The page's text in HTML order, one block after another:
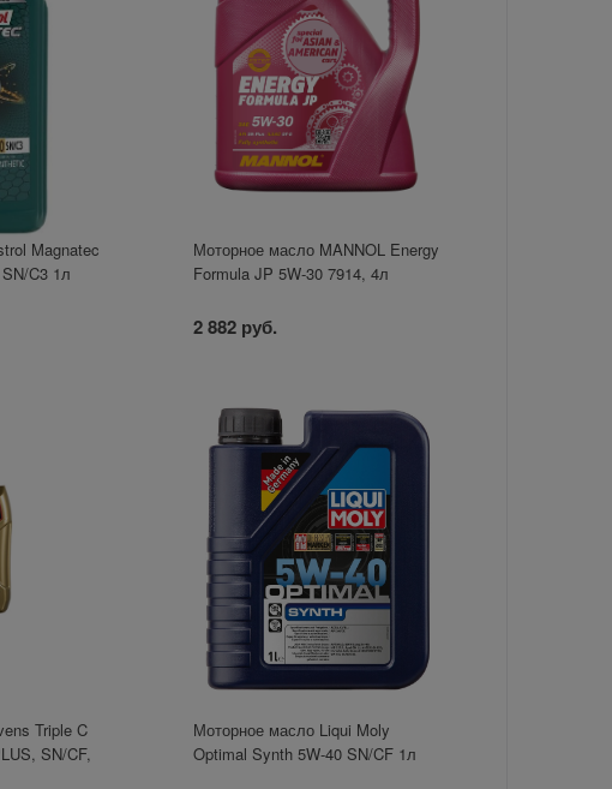
Magnatec
C3 1л
Моторное масло MANNOL Energy
Formula JP 5W-30 7914, 4л
2 882 руб.
Triple C
SN/CF,
Моторное масло Liqui Moly
Optimal Synth 5W-40 SN/CF 1л